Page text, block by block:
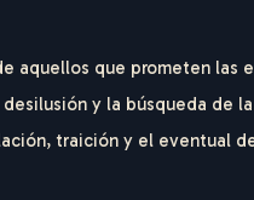
aquellos que prometen las
y la búsqueda de
traición y el eventual